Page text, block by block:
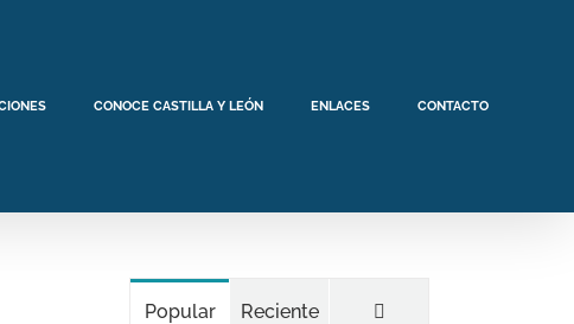
CONOCE CASTILLA Y LEÓN ENLACES CONTACTO
Popular Reciente